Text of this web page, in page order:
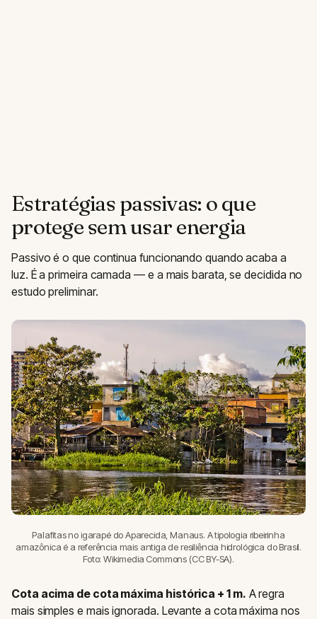
Estratégias passivas: o que
protege sem usar energia
Passivo é o que continua funcionando quando acaba a
luz. É a primeira camada — e a mais barata, se decidida no
estudo preliminar.
Palafitas no igarapé do Aparecida, Manaus. A tipologia ribeirinha
amazônica é a referência mais antiga de resiliência hidrológica do Brasil.
Foto: Wikimedia Commons (CC BY-SA).
Cota acima de cota máxima histórica + 1 m. A regra
mais simples e mais ignorada. Levante a cota máxima nos